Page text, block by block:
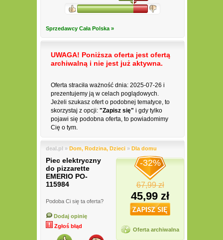
Sprzedawcy Cała Polska »
UWAGA! Poniższa oferta jest ofertą
archiwalną i nie jest już aktywna.
Oferta straciła ważność dnia: 2025-07-26 i
prezentujemy ją w celach poglądowych.
Jeżeli szukasz ofert o podobnej tematyce, to
skorzystaj z opcji: "Zapisz się" i gdy tylko
pojawi się podobna oferta, to powiadomimy
Cię o tym.
deal.pl » Dom, Rodzina, Dzieci » Dla domu
Piec elektryczny
do pizzarette
EMERIO PO-
115984
Podoba Ci się ta oferta?
Dodaj opinię
Zgłoś błąd
-32%
67,99 zł
45,99 zł
Oferta archiwalna